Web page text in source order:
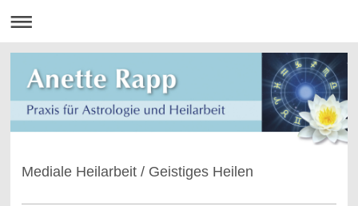
Mediale Heilarbeit / Geistiges Heilen